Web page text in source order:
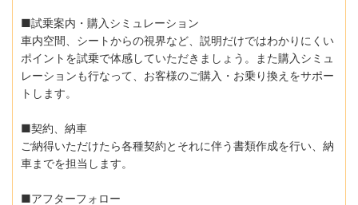
■試乗案内・購入シミュレーション
車内空間、シートからの視界など、説明だけではわかりにくい
ポイントを試乗で体感していただきましょう。また購入シミュ
レーションも行なって、お客様のご購入・お乗り換えをサポー
トします。
■契約、納車
ご納得いただけたら各種契約とそれに伴う書類作成を行い、納
車までを担当します。
■アフターフォロー